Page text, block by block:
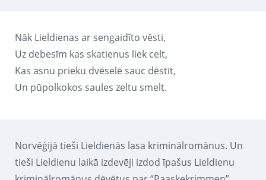
Nāk Lieldienas ar sengaidīto vēsti,
Uz debesīm kas skatienus liek celt,
Kas asnu prieku dvēselē sauc dēstīt,
Un pūpolkokos saules zeltu smelt.
Norvēģijā tieši Lieldienās lasa kriminālromānus. Un
tieši Lieldienu laikā izdevēji izdod īpašus Lieldienu